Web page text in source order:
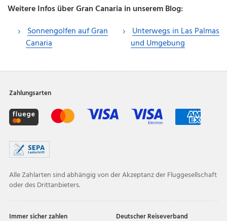
Weitere Infos über Gran Canaria in unserem Blog:
Sonnengolfen auf Gran
Canaria
Unterwegs in Las Palmas
und Umgebung